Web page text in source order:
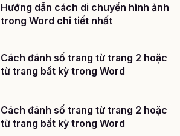
Hướng dẫn cách di chuyển hình ảnh
trong Word chi tiết nhất
Cách đánh số trang từ trang 2 hoặc
từ trang bất kỳ trong Word
Cách đánh số trang từ trang 2 hoặc
từ trang bất kỳ trong Word